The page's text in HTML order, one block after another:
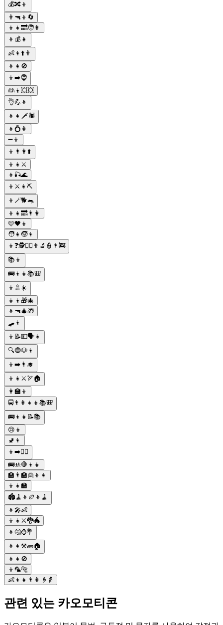
💰🔀👦
👨🔫👦🔄
👦👧🔜🧑👩
👦💰👧
👶👦⬆️👨
👦👧🚫
👦➡️🧔
👰👦💥💥
👌💪👦
👦👧🗡🕷
👦💍👩
➖👦
👦👨👩⬆️
👦👧⚔️
👦🎣🌊
👦⚔️👧⛏
👦🪄🐕🐀
👦👧🔜👨👩
🩷🖤👦
🧑👧🧒👦
👦❓🕵👨‍⚕️👨‍🔬👮👨‍🚒
📚👦
🚌👦👧📚🎒
👦🚿☀️
👧👦🎁🎄
👦🔫🎄🎁
🛹👦
👦📝💵🗣👧
🔍🔵🐶👦
👦➡️👨‍🎓
👦👧⚔️🏹🏠
👩‍🏫👦
🚍👨👩👧👦📚🎒
🚌👦👧📝📚
😢👦
🚽👦
👦➡️👨‍⚕️
🚌🚸🛑👦👧
🏫👨‍🏫👱👦👧
👦👧🏫
🏟🧹👦🏉👦🧹
👦🎤👶
👦👧⚔️🐉🐲
👦🤔⌚💐
👦👧⚒️🧱🏠
👦👧🚫
👦🦜🐅
👶👦👧👨👩👴👵
관련 있는 카오모티콘